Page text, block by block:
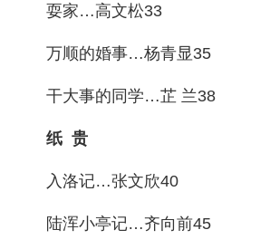
耍家…高文松33
万顺的婚事…杨青显35
干大事的同学…芷 兰38
纸 贵
入洛记…张文欣40
陆浑小亭记…齐向前45